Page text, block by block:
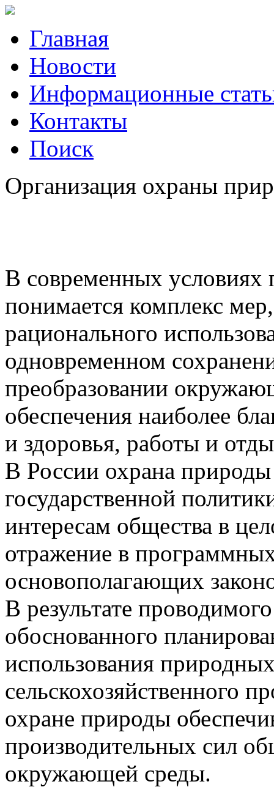
Главная
Новости
Информационные
Контакты
Поиск
Организация охраны
В современных
понимается комплекс
рационального
одновременном
преобразовании
обеспечения наиболее
и здоровья, работы и
В России охрана природы
государственной
интересам общества в
отражение в
основополагающих
В результате
обоснованного
использования
сельскохозяйственного
охране природы
производительных сил
окружающей среды.